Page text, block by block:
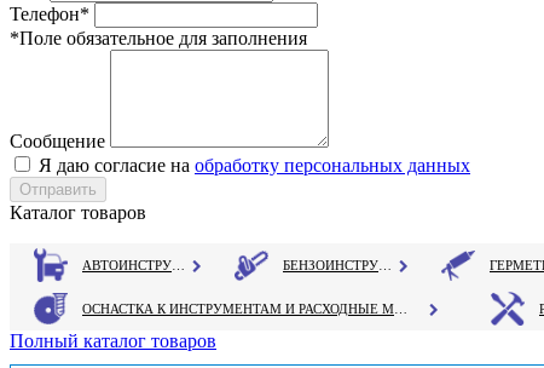
Телефон*
*Поле обязательное для заполнения
Сообщение
Я даю согласие на обработку персональных данных
Каталог товаров
Полный каталог товаров